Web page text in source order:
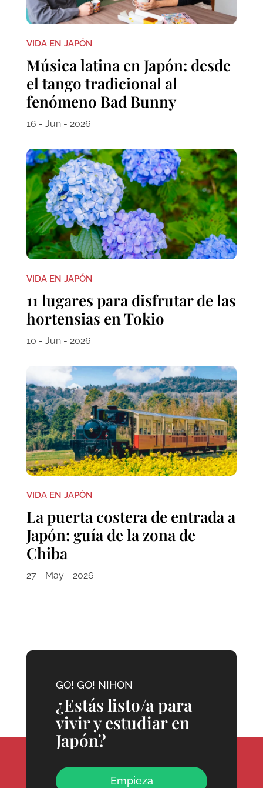
VIDA EN JAPÓN
Música latina en Japón: desde
el tango tradicional al
fenómeno Bad Bunny
16 - Jun - 2026
VIDA EN JAPÓN
11 lugares para disfrutar de las
hortensias en Tokio
10 - Jun - 2026
VIDA EN JAPÓN
La puerta costera de entrada a
Japón: guía de la zona de
Chiba
27 - May - 2026
GO! GO! NIHON
¿Estás listo/a para
vivir y estudiar en
Japón?
Empieza